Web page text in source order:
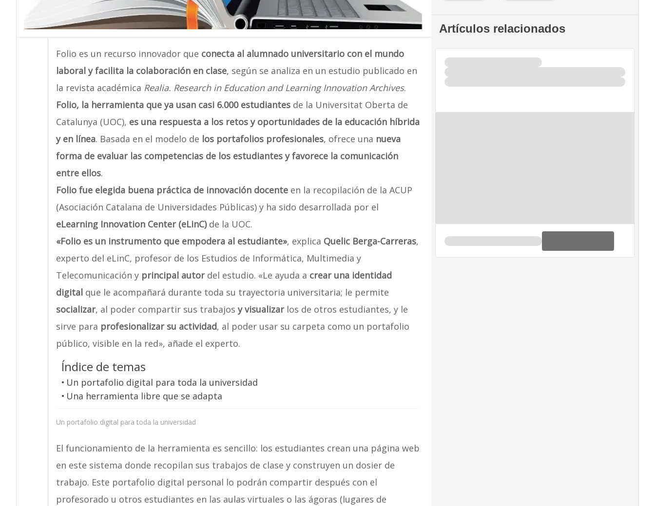
Folio es un recurso innovador que conecta al alumnado universitario con el mundo
laboral y facilita la colaboración en clase, según se analiza en un estudio publicado en
la revista académica Realia. Research in Education and Learning Innovation Archives.
Folio, la herramienta que ya usan casi 6.000 estudiantes de la Universitat Oberta de
Catalunya (UOC), es una respuesta a los retos y oportunidades de la educación híbrida
y en línea. Basada en el modelo de los portafolios profesionales, ofrece una nueva
forma de evaluar las competencias de los estudiantes y favorece la comunicación
entre ellos.
Folio fue elegida buena práctica de innovación docente en la recopilación de la ACUP
(Asociación Catalana de Universidades Públicas) y ha sido desarrollada por el
eLearning Innovation Center(eLinC) de la UOC.
«Folio es un instrumento que empodera al estudiante», explica Quelic Berga-Carreras,
experto del eLinC, profesor de los Estudios de Informática, Multimedia y
Telecomunicación y principal autor del estudio. «Le ayuda a crear una identidad
digitalque le acompañará durante toda su trayectoria universitaria; le permite
socializar, al poder compartir sus trabajos y visualizarlos de otros estudiantes, y le
sirve para profesionalizar su actividad, al poder usar su carpeta como un portafolio
público, visible en la red», añade el experto.
Índice de temas
Un portafolio digital para toda la universidad
Una herramienta libre que se adapta
Un portafolio digital para toda la universidad
El funcionamiento de la herramienta es sencillo: los estudiantes crean una página web
en este sistema donde recopilan sus trabajos de clase y construyen un dosier de
trabajo. Este portafolio digital personal lo podrán compartir después con el
profesorado u otros estudiantes en las aulas virtuales o las ágoras (lugares de
Artículos relacionados